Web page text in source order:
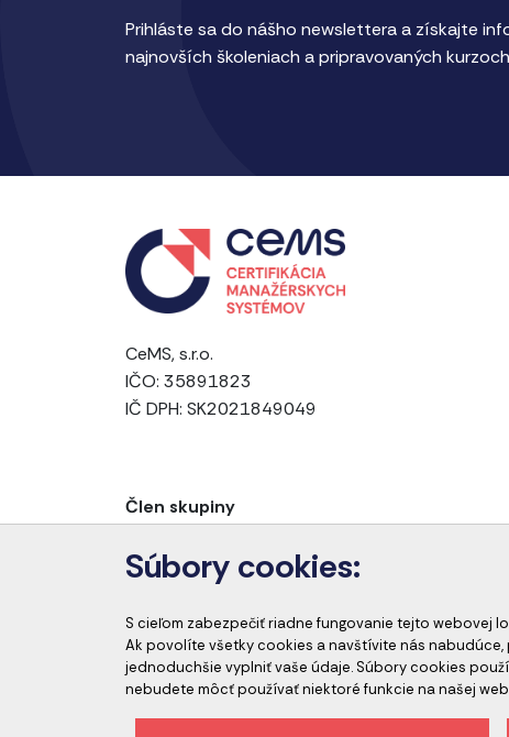
Prihláste sa do nášho newslettera a získajte
najnovších školeniach a pripravovaných
CeMS, s.r.o.
IČO: 35891823
IČ DPH: SK2021849049
Člen skupiny
Etický kódex spoločnosti Ochrana
Súbory cookies:
S cieľom zabezpečiť riadne fungovanie tejto webovej
Ak povolíte všetky cookies a navštívite nás
jednoduchšie vyplniť vaše údaje. Súbory cookies
nebudete môcť používať niektoré funkcie na našej